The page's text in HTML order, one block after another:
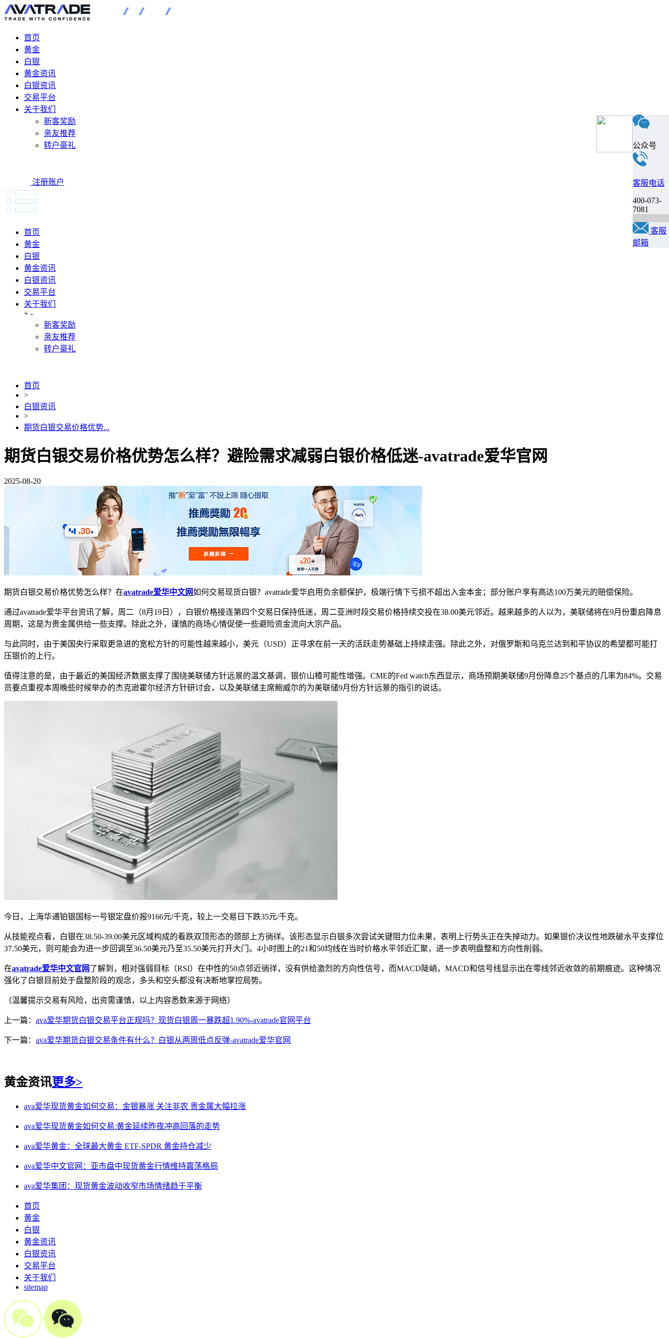
首页
黄金
白银
黄金资讯
白银资讯
交易平台
关于我们
新客奖励
亲友推荐
转户豪礼
注册账户
首页
黄金
白银
黄金资讯
白银资讯
交易平台
关于我们
+ -
新客奖励
亲友推荐
转户豪礼
首页
>
白银资讯
>
期货白银交易价格优势...
期货白银交易价格优势怎么样？避险需求减弱白银价格低迷-avatrade爱华官网
2025-08-20
期货白银交易价格优势怎么样？在avatrade爱华中文网如何交易现货白银？avatrade爱华启用负余额保护，极端行情下亏损不超出入金本金；部分账户享有高达100万美元的赔偿保险‌。
通过avatrade爱华平台资讯了解，周二（8月19日），白银价格接连第四个交易日保持低迷，周二亚洲时段交易价格持续交投在38.00美元邻近。越来越多的人以为，美联储将在9月份重启降息
周期，这是为贵金属供给一些支撑。除此之外，谨慎的商场心情促使一些避险资金流向大宗产品。
与此同时，由于美国央行采取更急进的宽松方针的可能性越来越小，美元（USD）正寻求在前一天的活跃走势基础上持续走强。除此之外，对俄罗斯和乌克兰达到和平协议的希望都可能打
压银价的上行。
值得注意的是，由于最近的美国经济数据支撑了围绕美联储方针远景的温文基调，银价山楂可能性增强。CME的Fed watch东西显示，商场预期美联储9月份降息25个基点的几率为84%。交易
员要点重视本周晚些时候举办的杰克逊霍尔经济方针研讨会，以及美联储主席鲍威尔的为美联储9月份方针远景的指引的说话。
今日，上海华通铂银国标一号银定盘价报9166元/千克，较上一交易日下跌35元/千克。
从技能视点看，白银在38.50-39.00美元区域构成的看跌双顶形态的颈部上方徜徉。该形态显示白银多次尝试关键阻力位未果，表明上行势头正在失掉动力。如果银价决议性地跌破水平支撑位
37.50美元，则可能会为进一步回调至36.50美元乃至35.50美元打开大门。4小时图上的21和50均线在当时价格水平邻近汇聚，进一步表明盘整和方向性削弱。
在avatrade爱华中文官网了解到，相对强弱目标（RSI）在中性的50点邻近徜徉，没有供给激烈的方向性信号，而MACD陡峭，MACD和信号线显示出在零线邻近收敛的前期痕迹。这种情况
强化了白银目前处于盘整阶段的观念，多头和空头都没有决断地掌控局势。
（温馨提示交易有风险，出资需谨慎，以上内容悉数来源于网络）
上一篇： ava爱华期货白银交易平台正规吗？现货白银周一暴跌超1.90%-avatrade官网平台
下一篇： ava爱华期货白银交易条件有什么？白银从两周低点反弹-avatrade爱华官网
黄金资讯更多>
ava爱华现货黄金如何交易：金银暴涨 关注非农 贵金属大幅拉涨
ava爱华现货黄金如何交易:黄金延续昨夜冲高回落的走势
ava爱华黄金：全球最大黄金 ETF-SPDR 黄金持仓减少
ava爱华中文官网：亚市盘中现货黄金行情维持震荡格局
ava爱华集团：现货黄金波动收窄市场情绪趋于平衡
首页
黄金
白银
黄金资讯
白银资讯
交易平台
关于我们
sitemap
公众号
客服电话
400-073-
7081
客服
邮箱